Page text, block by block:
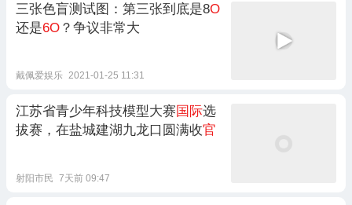
三张色盲测试图：第三张到底是8O
还是6O ？争议非常大
戴佩爱娱乐 2021-01-25 11:31
江苏省青少年科技模型大赛 国际选
拔赛，在盐城建湖九龙口圆满收官
射阳市民 7天前 09:47